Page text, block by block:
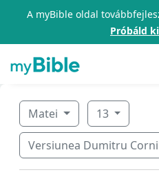
A myBible oldal
Próbáld
Matei 13
Versiunea Dumitru